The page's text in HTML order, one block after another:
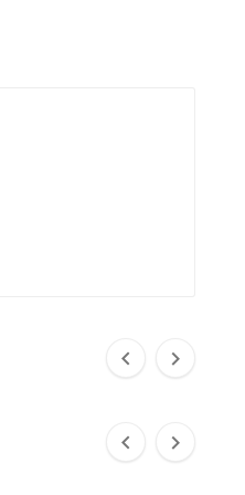
 
 